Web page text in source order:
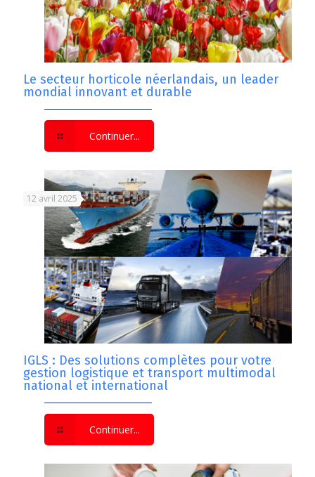
Le secteur horticole néerlandais, un leader
mondial innovant et durable
Continuer...
12 avril 2025
IGLS : Des solutions complètes pour votre
gestion logistique et transport multimodal
national et international
Continuer...